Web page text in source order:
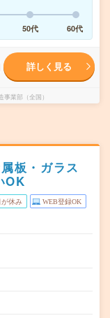
50代 60代
詳しく見る
業部（全国）
板・ガラス
OK
が休み WEB登録OK